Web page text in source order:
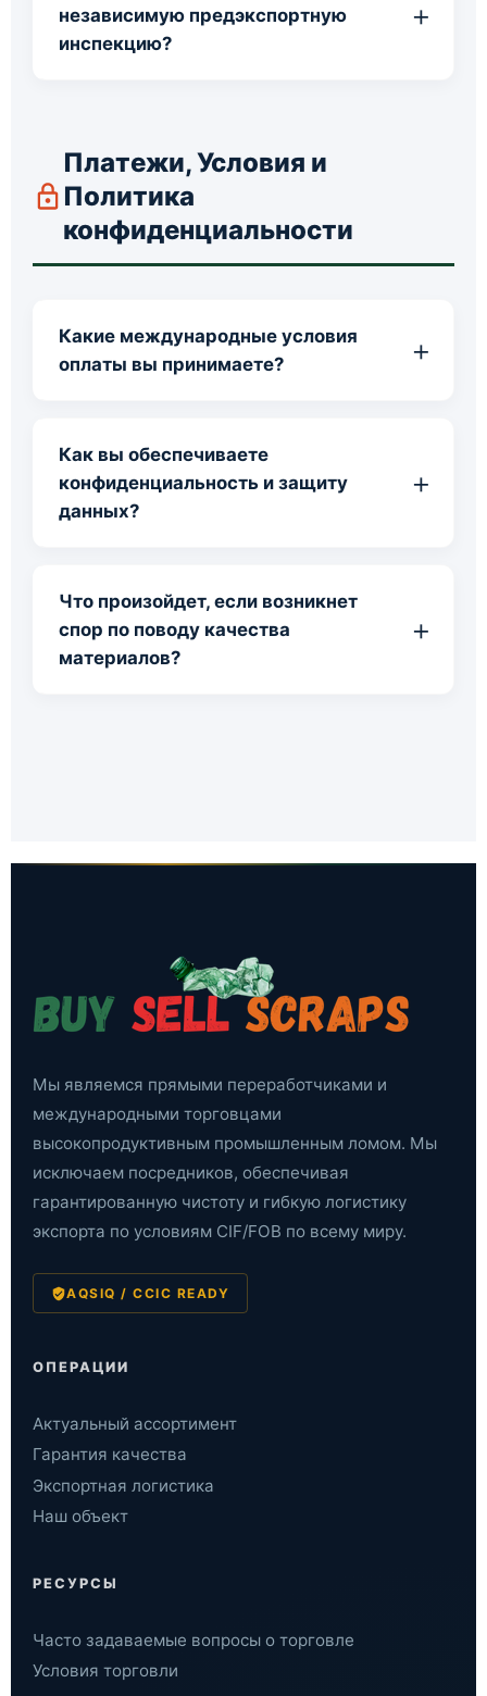
независимую предэкспортную
инспекцию?
Платежи, Условия и
Политика
конфиденциальности
Какие международные условия
оплаты вы принимаете?
Как вы обеспечиваете
конфиденциальность и защиту
данных?
Что произойдет, если возникнет
спор по поводу качества
материалов?
Мы являемся прямыми переработчиками и
международными торговцами
высокопродуктивным промышленным ломом. Мы
исключаем посредников, обеспечивая
гарантированную чистоту и гибкую логистику
экспорта по условиям CIF/FOB по всему миру.
AQSIQ / CCIC READY
ОПЕРАЦИИ
Актуальный ассортимент
Гарантия качества
Экспортная логистика
Наш объект
РЕСУРСЫ
Часто задаваемые вопросы о торговле
Условия торговли